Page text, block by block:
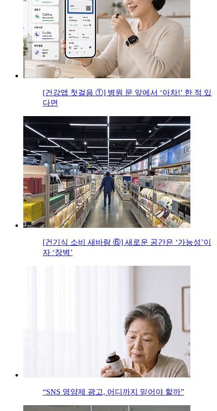
[건강앱 첫걸음 ①] 병원 문 앞에서 ‘아차!’ 한 적 있
다면
[건기식 소비 새바람 ⑥] 새로운 공간은 ‘가능성’이
자 ‘장벽’
“SNS 영양제 광고, 어디까지 믿어야 할까”